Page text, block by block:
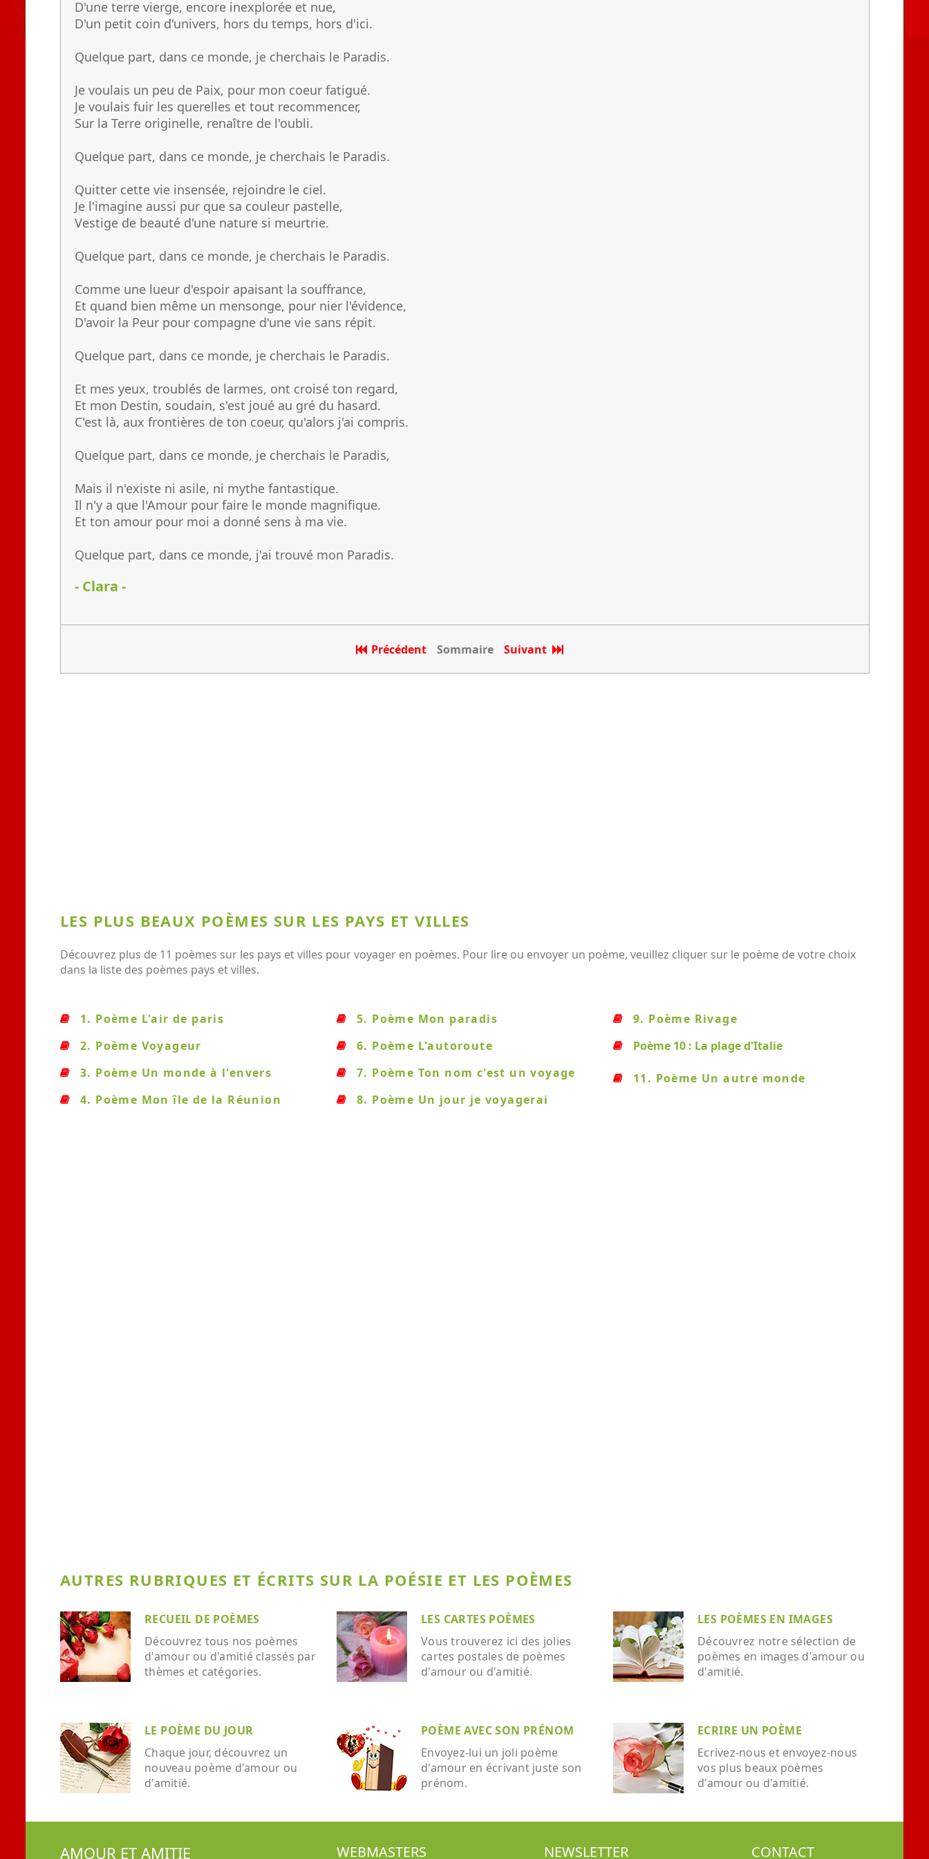
D'une terre vierge, encore inexplorée et nue,
D'un petit coin d'univers, hors du temps, hors d'ici.
Quelque part, dans ce monde, je cherchais le Paradis.
Je voulais un peu de Paix, pour mon coeur fatigué.
Je voulais fuir les querelles et tout recommencer,
Sur la Terre originelle, renaître de l'oubli.
Quelque part, dans ce monde, je cherchais le Paradis.
Quitter cette vie insensée, rejoindre le ciel.
Je l'imagine aussi pur que sa couleur pastelle,
Vestige de beauté d'une nature si meurtrie.
Quelque part, dans ce monde, je cherchais le Paradis.
Comme une lueur d'espoir apaisant la souffrance,
Et quand bien même un mensonge, pour nier l'évidence,
D'avoir la Peur pour compagne d'une vie sans répit.
Quelque part, dans ce monde, je cherchais le Paradis.
Et mes yeux, troublés de larmes, ont croisé ton regard,
Et mon Destin, soudain, s'est joué au gré du hasard.
C'est là, aux frontières de ton coeur, qu'alors j'ai compris.
Quelque part, dans ce monde, je cherchais le Paradis,
Mais il n'existe ni asile, ni mythe fantastique.
Il n'y a que l'Amour pour faire le monde magnifique.
Et ton amour pour moi a donné sens à ma vie.
Quelque part, dans ce monde, j'ai trouvé mon Paradis.
- Clara -
Précédent Sommaire Suivant
LES PLUS BEAUX POÈMES SUR LES PAYS ET VILLES
Découvrez plus de 11 poèmes sur les pays et villes pour voyager en poèmes. Pour lire ou envoyer un poème, veuillez cliquer sur le poème de votre choix
dans la liste des poèmes pays et villes.
1. Poème L'air de paris
2. Poème Voyageur
3. Poème Un monde à l'envers
4. Poème Mon île de la Réunion
5. Poème Mon paradis
6. Poème L'autoroute
7. Poème Ton nom c'est un voyage
8. Poème Un jour je voyagerai
9. Poème Rivage
Poème 10 : La plage d'Italie
11. Poème Un autre monde
AUTRES RUBRIQUES ET ÉCRITS SUR LA POÉSIE ET LES POÈMES
RECUEIL DE POÈMES
Découvrez tous nos poèmes
d'amour ou d'amitié classés par
thèmes et catégories.
LES CARTES POÈMES
Vous trouverez ici des jolies
cartes postales de poèmes
d'amour ou d'amitié.
LES POÈMES EN IMAGES
Découvrez notre sélection de
poèmes en images d'amour ou
d'amitié.
LE POÈME DU JOUR
Chaque jour, découvrez un
nouveau poème d'amour ou
d'amitié.
POÈME AVEC SON PRÉNOM
Envoyez-lui un joli poème
d'amour en écrivant juste son
prénom.
ECRIRE UN POÈME
Ecrivez-nous et envoyez-nous
vos plus beaux poèmes
d'amour ou d'amitié.
AMOUR ET AMITIE WEBMASTERS NEWSLETTER CONTACT